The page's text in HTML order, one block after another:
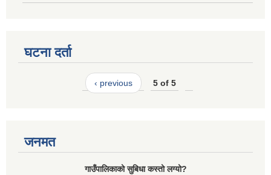
घटना दर्ता
‹ previous 5 of 5
जनमत
गाउँपालिकाको सुबिधा कस्तो लग्यो?